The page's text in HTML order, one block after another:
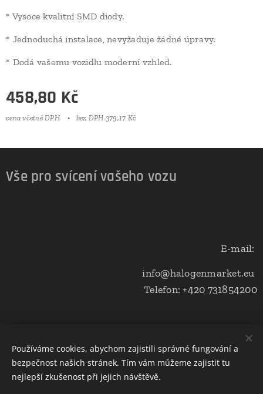
* Vysoce kvalitní SMD diody.
* Jednoduchá instalace, nevyžaduje žádné úpravy.
* Dodá vašemu vozidlu moderní vzhled.
458,80 Kč
cena včetně DPH bez DPH 379,17 Kč
Vše pro svícení vašeho vozu
E-mail:
info@halogenmarket.eu
Telefon: +420 731854200
Obchodní podmínky a ochrana soukromí
Cookies
Používáme cookies, abychom zajistili správné fungování a
bezpečnost našich stránek. Tím vám můžeme zajistit tu
nejlepší zkušenost při jejich návštěvě.